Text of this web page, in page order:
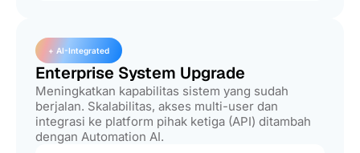
+ AI-Integrated
Enterprise System Upgrade
Meningkatkan kapabilitas sistem yang sudah
berjalan. Skalabilitas, akses multi-user dan
integrasi ke platform pihak ketiga (API) ditambah
dengan Automation AI.